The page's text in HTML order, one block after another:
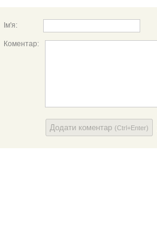
Ім'я:
Коментар:
Додати коментар (Ctrl+Enter)